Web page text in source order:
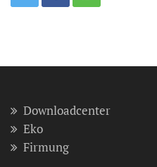
Downloadcenter
Eko
Firmung